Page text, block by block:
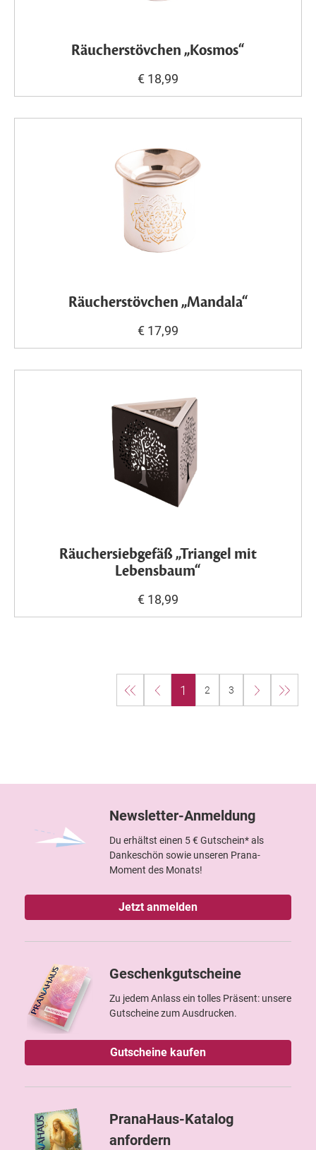
Räucherstövchen „Kosmos“
€ 18,99
Räucherstövchen „Mandala“
€ 17,99
Räuchersiebgefäß „Triangel mit
Lebensbaum“
€ 18,99
1 2 3
Newsletter-Anmeldung
Du erhältst einen 5 € Gutschein* als
Dankeschön sowie unseren Prana-
Moment des Monats!
Jetzt anmelden
Geschenkgutscheine
Zu jedem Anlass ein tolles Präsent: unsere
Gutscheine zum Ausdrucken.
Gutscheine kaufen
PranaHaus-Katalog
anfordern